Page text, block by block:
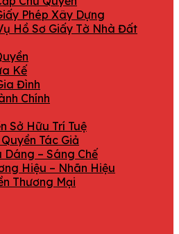
Phép Xây Dựng
Hồ Sơ Giấy Tờ Nhà Đất
Kế
Đình
Chính
Sở Hữu Trí Tuệ
Tác Giả
– Sáng Chế
Hiệu – Nhãn Hiệu
Thương Mại